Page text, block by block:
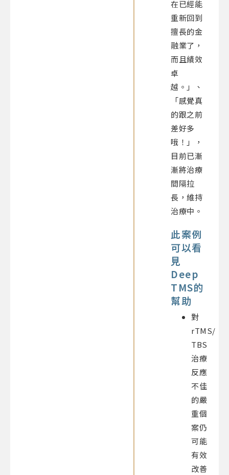
在已經能
重新回到
擅長的金
融業了，
而且績效
卓
越。」、
「感覺真
的跟之前
差好多
哦！」，
目前已漸
漸將治療
間隔拉
長，維持
治療中。
此案例
可以看
見
Deep
TMS的
幫助
對
rTMS/
TBS
治療
反應
不佳
的嚴
重個
案仍
可能
有效
改善